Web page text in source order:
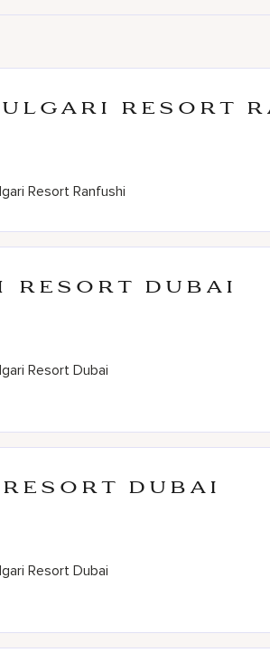
Resort
Resort Ranfushi
Resort Dubai
Resort Dubai
Dubai
Resort Dubai